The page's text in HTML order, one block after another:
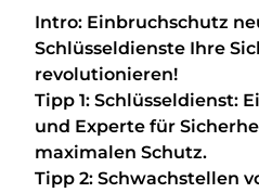
Intro: Einbruchschutz
Schlüsseldienste Ihre
revolutionieren!
Tipp 1: Schlüsseldienst:
und Experte für
maximalen Schutz.
Tipp 2: Schwachstellen